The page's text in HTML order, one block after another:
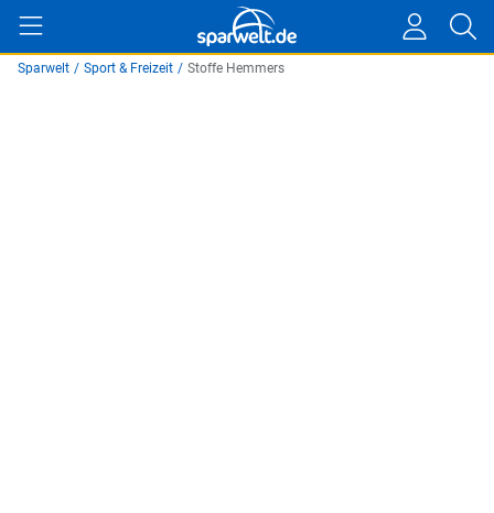
Sparwelt / Sport & Freizeit / Stoffe Hemmers